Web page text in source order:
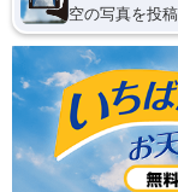
空の写真を投